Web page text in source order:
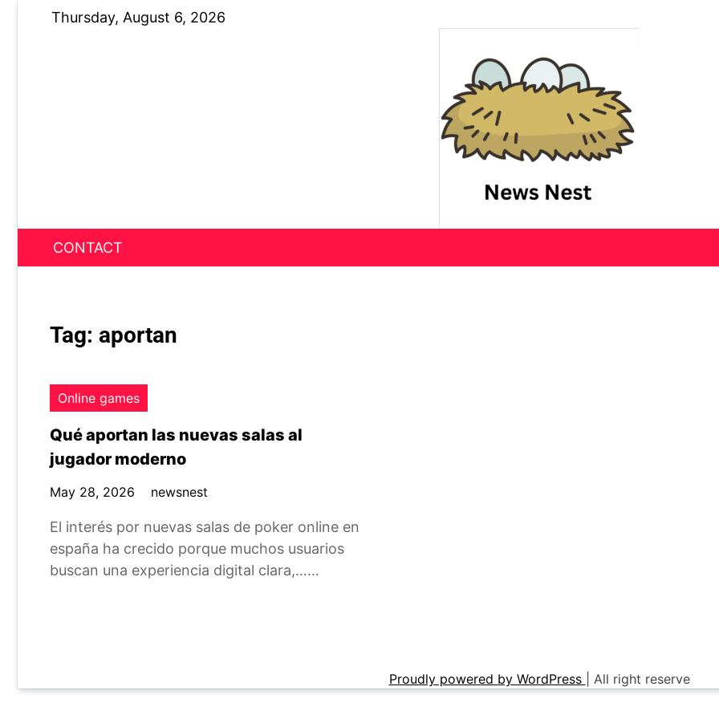
Thursday, August 6, 2026
News Nest
CONTACT
Tag: aportan
Online games
Qué aportan las nuevas salas al
jugador moderno
May 28, 2026 newsnest
El interés por nuevas salas de poker online en
españa ha crecido porque muchos usuarios
buscan una experiencia digital clara,……
Proudly powered by WordPress All right reserve